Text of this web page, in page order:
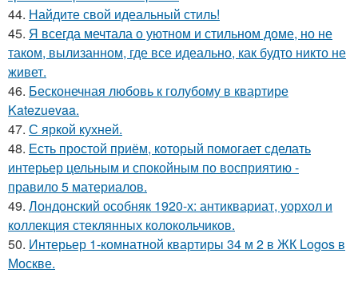
44. Найдите свой идеальный стиль!
45. Я всегда мечтала о уютном и стильном доме, но не
таком, вылизанном, где все идеально, как будто никто не
живет.
46. Бесконечная любовь к голубому в квартире
Katezuevaa.
47. С яркой кухней.
48. Есть простой приём, который помогает сделать
интерьер цельным и спокойным по восприятию -
правило 5 материалов.
49. Лондонский особняк 1920-х: антиквариат, уорхол и
коллекция стеклянных колокольчиков.
50. Интерьер 1-комнатной квартиры 34 м 2 в ЖК Logos в
Москве.